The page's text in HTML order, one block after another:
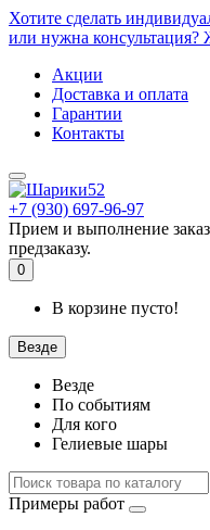
Хотите сделать
или нужна консультация?
Акции
Доставка и оплата
Гарантии
Контакты
+7 (930) 697-96-97
Прием и выполнение
предзаказу.
0
В корзине пусто!
Везде
Везде
По событиям
Для кого
Гелиевые шары
Примеры работ